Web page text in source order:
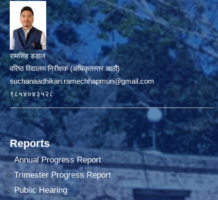
रामसिंह डडाल
वरिष्ठ विद्यालय निरीक्षक (अधिकृतस्तर आठौं)
suchanaadhikari.ramechhapmun@gmail.com
९८५४०४३५२८
Reports
Annual Progress Report
Trimester Progress Report
Public Hearing